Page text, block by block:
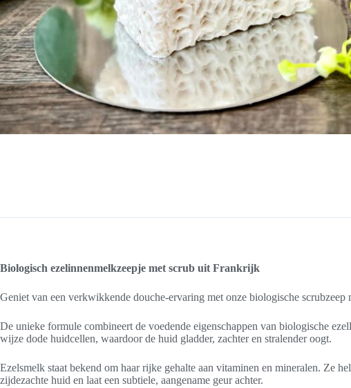
Biologisch ezelinnenmelkzeepje met scrub uit Frankrijk
Geniet van een verkwikkende douche-ervaring met onze biologische
De unieke formule combineert de voedende eigenschappen van biologische
wijze dode huidcellen, waardoor de huid gladder, zachter en stralender oogt.
Ezelsmelk staat bekend om haar rijke gehalte aan vitaminen en mineralen. Ze
zijdezachte huid en laat een subtiele, aangename geur achter.